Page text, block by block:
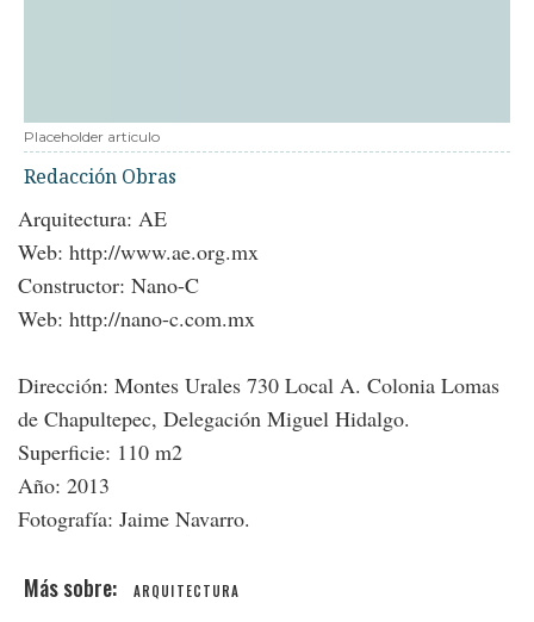
Placeholder articulo
Redacción Obras
Arquitectura: AE
Web: http://www.ae.org.mx
Constructor: Nano-C
Web: http://nano-c.com.mx
Dirección: Montes Urales 730 Local A. Colonia Lomas
de Chapultepec, Delegación Miguel Hidalgo.
Superficie: 110 m2
Año: 2013
Fotografía: Jaime Navarro.
ARQUITECTURA